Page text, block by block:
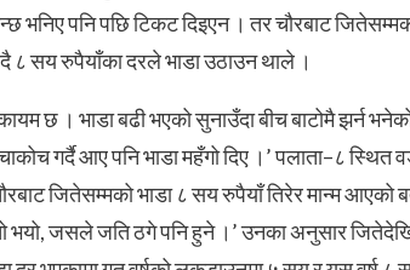
भनिए पनि पछि टिकट दिइएन । तर चौरबाट
८ सय रुपैयाँका दरले भाडा उठाउन थाले ।
छ । भाडा बढी भएको सुनाउँदा बीच बाटोमै झर्न
गर्दै आए पनि भाडा महँगो दिए ।’ पलाता–८ स्थित
जितेसम्मको भाडा ८ सय रुपैयाँ तिरेर मान्म आएको
भयो, जसले जति ठगे पनि हुने ।’ उनका अनुसार